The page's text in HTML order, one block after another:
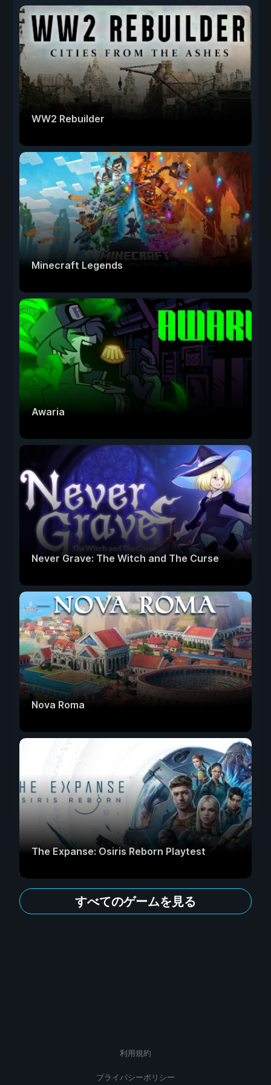
WW2 Rebuilder
Minecraft Legends
Awaria
Never Grave: The Witch and The Curse
Nova Roma
The Expanse: Osiris Reborn Playtest
すべてのゲームを見る
利用規約
プライバシーポリシー